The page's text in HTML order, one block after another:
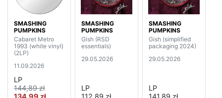
SMASHING
PUMPKINS
Cabaret Metro
1993 (white vinyl)
(2LP)
11.09.2026
LP
144,89 zł
134,99 zł
SMASHING
PUMPKINS
Gish (RSD
essentials)
29.05.2026
LP
112,89 zł
SMASHING
PUMPKINS
Gish (simplified
packaging 2024)
29.05.2026
LP
141,89 zł